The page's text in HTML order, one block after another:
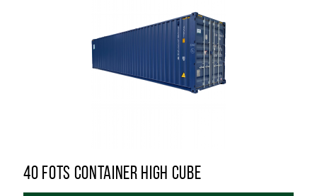
40 FOTS CONTAINER HIGH CUBE